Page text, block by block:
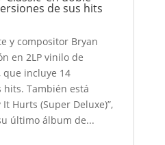
de sus hits
y compositor Bryan
en 2LP vinilo de
que incluye 14
hits. También está
Hurts (Super Deluxe)”,
último álbum de...